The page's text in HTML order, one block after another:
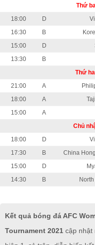
Thứ
18:00
D
16:30
B
15:00
D
13:30
B
Thứ
21:00
A
18:00
A
15:00
A
Chủ
18:00
D
17:30
B China
15:00
D
14:30
B
Kết quả bóng đá AFC
Tournament 2021 cập nhật